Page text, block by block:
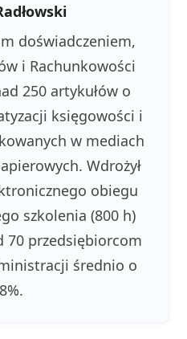
doświadczeniem,
i Rachunkowości
250 artykułów o
księgowości i
w mediach
Wdrożył
obiegu
szkolenia (800 h)
70 przedsiębiorcom
średnio o